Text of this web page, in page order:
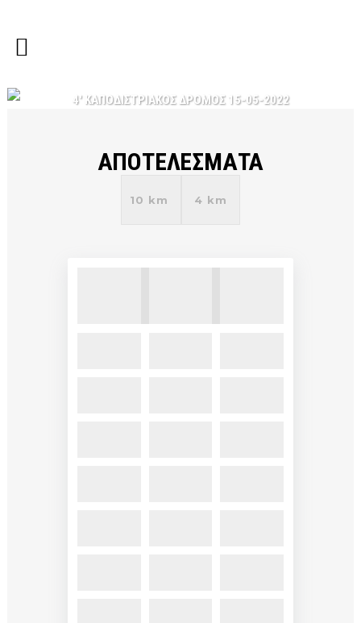
4′ ΚΑΠΟΔΙΣΤΡΙΑΚΟΣ ΔΡΟΜΟΣ 15-05-2022
ΑΠΟΤΕΛΕΣΜΑΤΑ
10 km 4 km